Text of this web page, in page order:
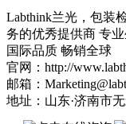
Labthink兰光，包装
务的优秀提供商 专
国际品质 畅销全球
官网：http://
邮箱：
地址：山东·济南市